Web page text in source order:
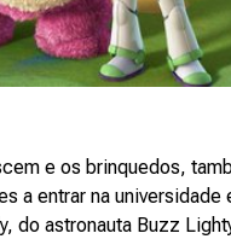
e os brinquedos,
a entrar na universidade
do astronauta Buzz